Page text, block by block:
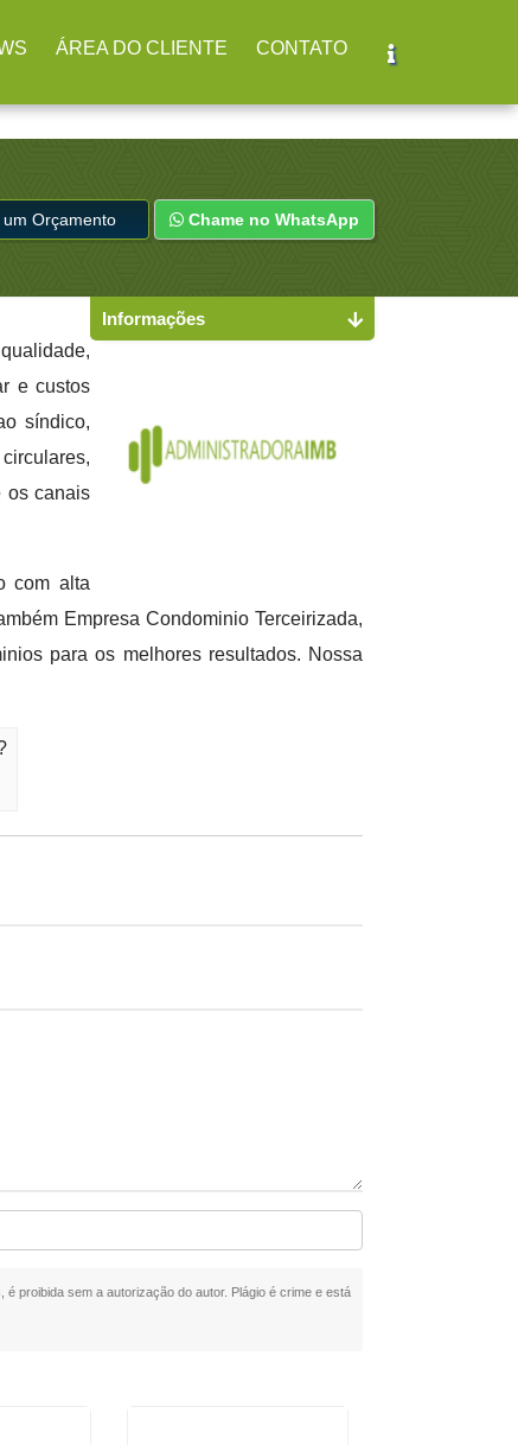
um Orçamento Chame no WhatsApp
e custos
síndico,
os canais
com alta
Empresa Condominio Terceirizada,
para os melhores resultados. Nossa
proibida sem a autorização do autor. Plágio é crime e está
Informações